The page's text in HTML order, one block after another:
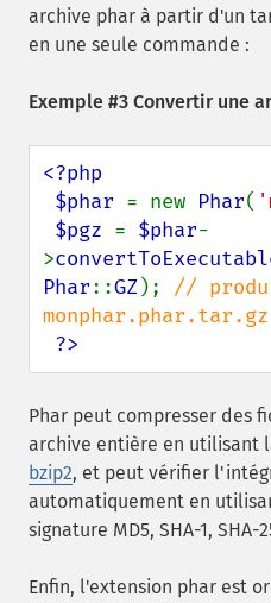
archive phar à partir d'un
en une seule commande :
Exemple #3 Convertir une
<?php
$phar = new Phar(
$pgz = $phar-
>
Phar::GZ); //
monphar.phar.tar.gz
?>
Phar peut compresser des
archive entière en utilisant
bzip2, et peut vérifier
automatiquement en
signature MD5, SHA-1, SHA-
Enfin, l'extension phar est